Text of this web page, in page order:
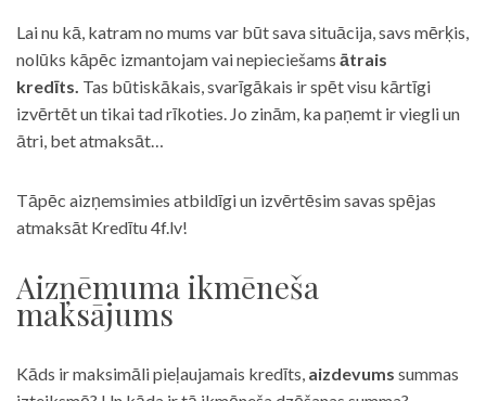
Lai nu kā, katram no mums var būt sava situācija, savs mērķis,
nolūks kāpēc izmantojam vai nepieciešams ātrais
kredīts. Tas būtiskākais, svarīgākais ir spēt visu kārtīgi
izvērtēt un tikai tad rīkoties. Jo zinām, ka paņemt ir viegli un
ātri, bet atmaksāt…
Tāpēc aizņemsimies atbildīgi un izvērtēsim savas spējas
atmaksāt Kredītu 4f.lv!
Aizņēmuma ikmēneša
maksājums
Kāds ir maksimāli pieļaujamais kredīts, aizdevums summas